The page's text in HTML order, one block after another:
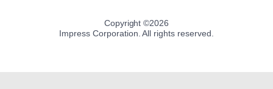
Copyright ©2026
Impress Corporation. All rights reserved.